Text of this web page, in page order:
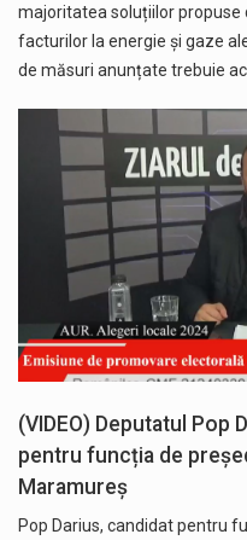
majoritatea soluțiilor propuse
facturilor la energie și gaze
de măsuri anunțate trebuie
(VIDEO) Deputatul Pop
pentru funcția de
Maramureș
Pop Darius, candidat pentru